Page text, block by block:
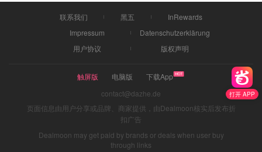
打开 APP
联系我们 黑五
InRewards
Impressum
Datenschutzerklärung
用户协议
版权声明
触屏版 电脑版
下载App
contact@dazhe.de
页面信息由用户分享或品牌、商家提供，由Dealmoon核实后发布折
扣广告
Dealmoon may get paid by brands or deals when user buy
through links